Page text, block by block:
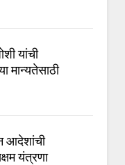
यांची
मान्यतेसाठी
आदेशांची
यंत्रणा